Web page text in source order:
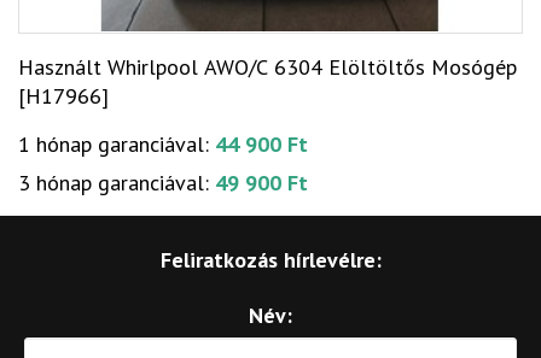
Használt Whirlpool AWO/C 6304 Elöltöltős Mosógép
[H17966]
1 hónap garanciával: 44 900 Ft
3 hónap garanciával: 49 900 Ft
Feliratkozás hírlevélre:
Név: